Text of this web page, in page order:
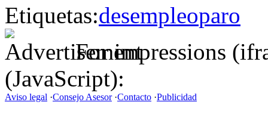
Etiquetas:desempleoparo
For impressions
(JavaScript):
Aviso legal ·Consejo Asesor·Contacto ·Publicidad